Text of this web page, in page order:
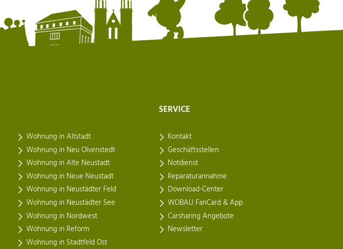
Wohnung in Altstadt
Wohnung in Neu Olvenstedt
Wohnung in Alte Neustadt
Wohnung in Neue Neustadt
Wohnung in Neustädter Feld
Wohnung in Neustädter See
Wohnung in Nordwest
Wohnung in Reform
Wohnung in Stadtfeld Ost
SERVICE
Kontakt
Geschäftsstellen
Notdienst
Reparaturannahme
Download-Center
WOBAU FanCard & App
Carsharing Angebote
Newsletter